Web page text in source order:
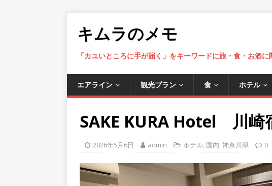
キムラのメモ
「カユいところに手が届く」をキーワードに旅・食・お酒
エアライン 観光プラン 食 ホテル
SAKE KURA Hotel 川崎
2026年5月6日 admin ホテル, 国内,神奈川県 0